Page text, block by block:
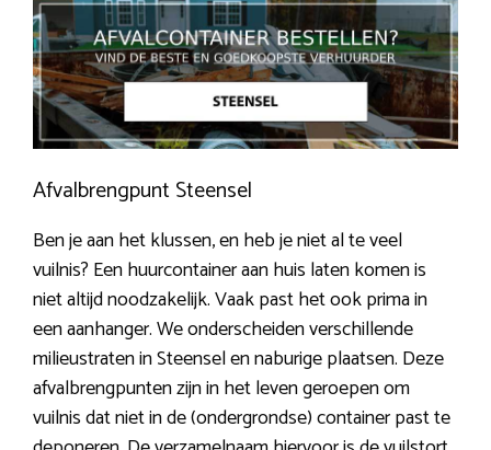
Afvalbrengpunt Steensel
Ben je aan het klussen, en heb je niet al te veel
vuilnis? Een huurcontainer aan huis laten komen is
niet altijd noodzakelijk. Vaak past het ook prima in
een aanhanger. We onderscheiden verschillende
milieustraten in Steensel en naburige plaatsen. Deze
afvalbrengpunten zijn in het leven geroepen om
vuilnis dat niet in de (ondergrondse) container past te